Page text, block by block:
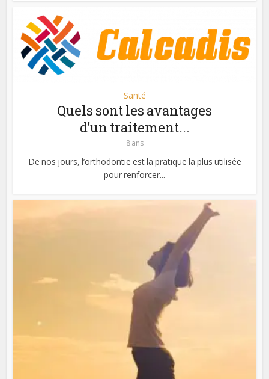
Santé
Quels sont les avantages
d’un traitement...
8 ans
De nos jours, l’orthodontie est la pratique la plus utilisée
pour renforcer...